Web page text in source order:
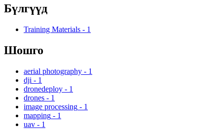
Бүлгүүд
Training Materials - 1
Шошго
aerial photography - 1
dji - 1
dronedeploy - 1
drones - 1
image processing - 1
mapping - 1
uav - 1